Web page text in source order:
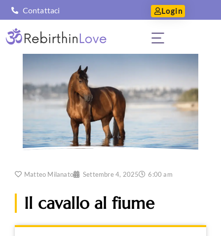
Contattaci Login
Matteo Milanato Settembre 4, 2025 6:00 am
Il cavallo al fiume